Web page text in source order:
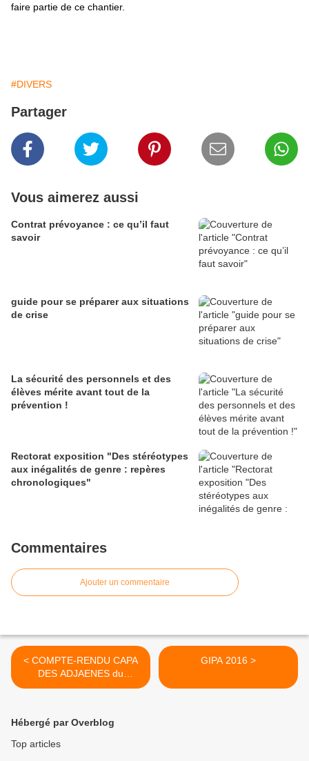
faire partie de ce chantier.
#DIVERS
Partager
Vous aimerez aussi
Contrat prévoyance : ce qu’il faut
savoir
guide pour se préparer aux situations
de crise
La sécurité des personnels et des
élèves mérite avant tout de la
prévention !
Rectorat exposition "Des stéréotypes
aux inégalités de genre : repères
chronologiques"
Commentaires
Ajouter un commentaire
< COMPTE-RENDU CAPA
DES ADJAENES du
26/09/2016
GIPA 2016 >
Hébergé par Overblog
Top articles